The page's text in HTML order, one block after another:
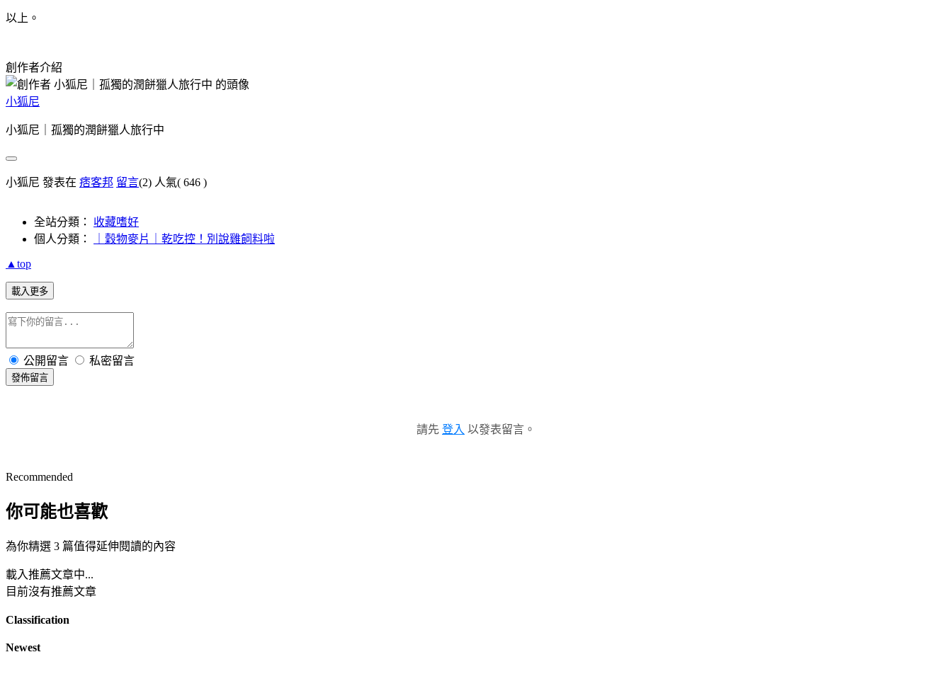
以上。
創作者介紹
小狐尼
小狐尼｜孤獨的潤餅獵人旅行中
小狐尼 發表在 痞客邦 留言(2) 人氣( 646 )
全站分類： 收藏嗜好
個人分類：
｜穀物麥片｜乾吃控！別說雞飼料啦
▲top
載入更多
公開留言 私密留言
發佈留言
請先 登入 以發表留言。
Recommended
你可能也喜歡
為你精選 3 篇值得延伸閱讀的內容
載入推薦文章中...
目前沒有推薦文章
Classification
Newest